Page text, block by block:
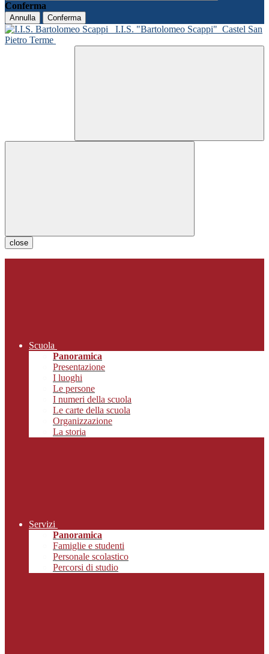
Conferma
Annulla Conferma
I.I.S. "Bartolomeo Scappi" Castel San
Pietro Terme
close
Scuola
Panoramica
Presentazione
I luoghi
Le persone
I numeri della scuola
Le carte della scuola
Organizzazione
La storia
Servizi
Panoramica
Famiglie e studenti
Personale scolastico
Percorsi di studio